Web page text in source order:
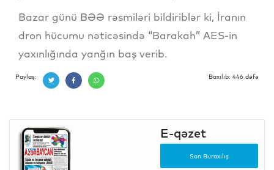
Bazar günü BƏƏ rəsmiləri bildiriblər ki, İranın
dron hücumu nəticəsində “Barakah” AES-in
yaxınlığında yanğın baş verib.
Paylaş: Baxılıb: 446 dəfə
E-qəzet
Son Buraxılış